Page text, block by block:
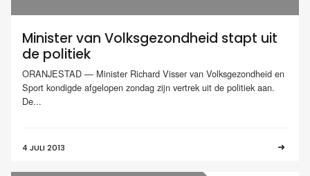
Minister van Volksgezondheid stapt uit
de politiek
ORANJESTAD — Minister Richard Visser van Volksgezondheid en
Sport kondigde afgelopen zondag zijn vertrek uit de politiek aan.
De...
4 JULI 2013